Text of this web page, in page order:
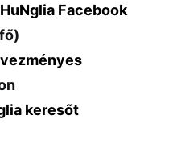
HuNglia Facebook
keresőt